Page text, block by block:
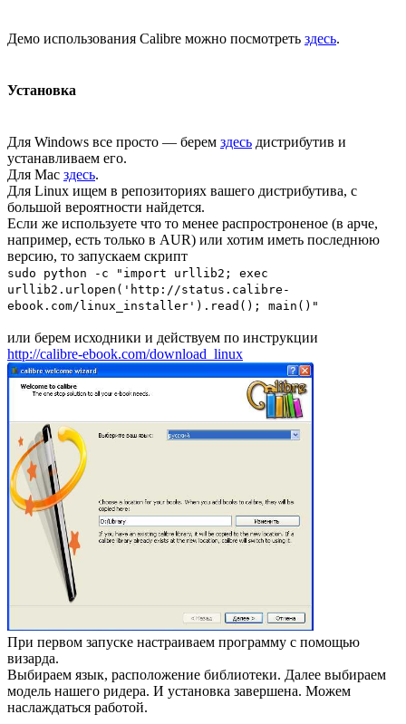
Демо использования Calibre можно посмотреть здесь.
Установка
Для Windows все просто — берем здесь дистрибутив и
устанавливаем его.
Для Mac здесь.
Для Linux ищем в репозиториях вашего дистрибутива, с
большой вероятности найдется.
Если же используете что то менее распростроненое (в арче,
например, есть только в AUR) или хотим иметь последнюю
версию, то запускаем скрипт
sudo python -c "import urllib2; exec
urllib2.urlopen('http://status.calibre-
ebook.com/linux_installer').read(); main()"
или берем исходники и действуем по инструкции
http://calibre-ebook.com/download_linux
При первом запуске настраиваем программу с помощью
визарда.
Выбираем язык, расположение библиотеки. Далее выбираем
модель нашего ридера. И установка завершена. Можем
наслаждаться работой.